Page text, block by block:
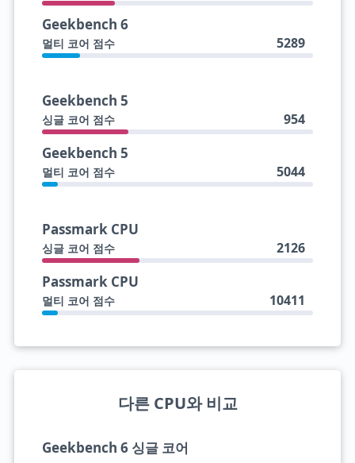
Geekbench 6
멀티 코어 점수 5289
Geekbench 5
싱글 코어 점수 954
Geekbench 5
멀티 코어 점수 5044
Passmark CPU
싱글 코어 점수 2126
Passmark CPU
멀티 코어 점수 10411
다른 CPU와 비교
Geekbench 6 싱글 코어